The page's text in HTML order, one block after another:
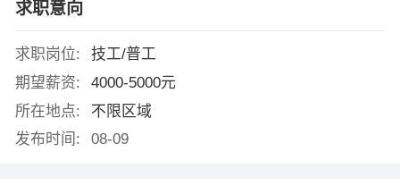
求职意向
求职岗位:
技工/普工
期望薪资:
4000-5000元
所在地点:
不限区域
发布时间:
08-09